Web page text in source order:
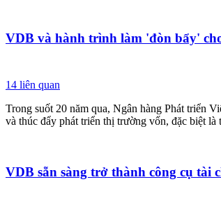
VDB và hành trình làm 'đòn bẩy'
14 liên quan
Trong suốt 20 năm qua, Ngân hàng Phát triển
và thúc đẩy phát triển thị trường vốn, đặc biệt
VDB sẵn sàng trở thành công cụ tài